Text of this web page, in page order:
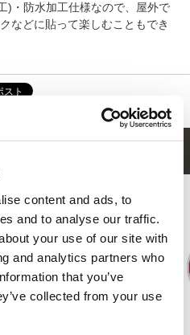
content and ads, to
and to analyse our traffic.
your use of our site with
and analytics partners who
that you’ve
collected from your use
)・防水加工仕様なので、屋外で
などに貼って楽しむこともでき